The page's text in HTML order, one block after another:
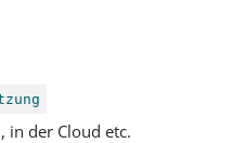
in der Cloud etc.